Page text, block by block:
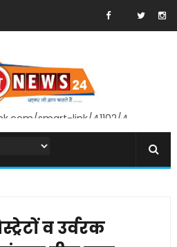
smart-link/41102/4
व उर्वरक